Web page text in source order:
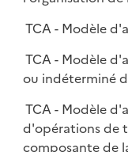
TCA - Modèle
TCA - Modèle
ou indéterminé
TCA - Modèle
d'opérations de
composante de